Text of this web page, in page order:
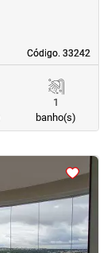
Código. 33242
Código. 33242
1
banho(s)